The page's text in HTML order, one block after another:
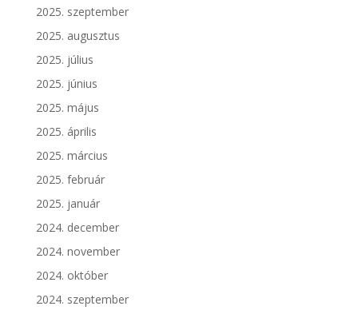
2025. szeptember
2025. augusztus
2025. július
2025. június
2025. május
2025. április
2025. március
2025. február
2025. január
2024. december
2024. november
2024. október
2024. szeptember